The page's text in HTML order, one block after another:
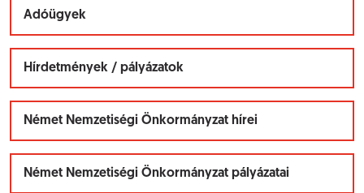
Adóügyek
Hírdetmények / pályázatok
Német Nemzetiségi Önkormányzat hírei
Német Nemzetiségi Önkormányzat pályázatai